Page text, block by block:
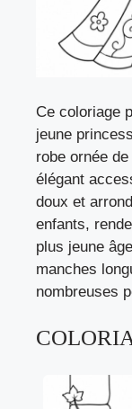
Ce coloriage
jeune
robe ornée
élégant
doux et
enfants,
plus jeune
manches
nombreuses